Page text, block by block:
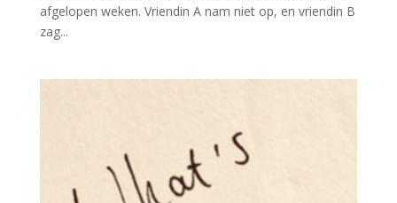
afgelopen weken. Vriendin A nam niet op, en vriendin B
zag...